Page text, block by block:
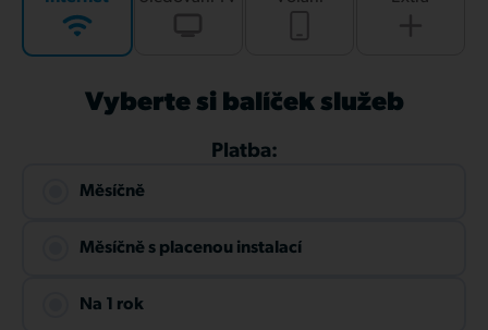
Vyberte si balíček služeb
Platba:
Měsíčně
Měsíčně s placenou instalací
Na 1 rok